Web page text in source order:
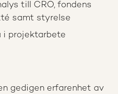
till CRO, fondens
samt styrelse
i projektarbete
gedigen erfarenhet av